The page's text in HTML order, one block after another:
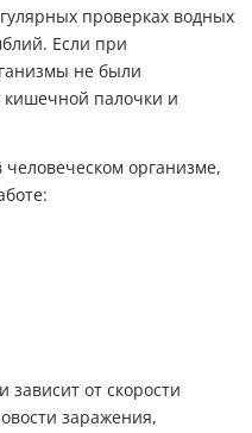
проверках водных
Если при
не были
кишечной палочки и
организме,
зависит от скорости
заражения,